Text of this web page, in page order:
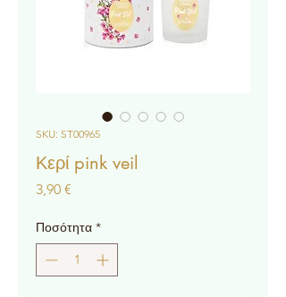
SKU: ST00965
Κερί pink veil
3,90 €
Ποσότητα *